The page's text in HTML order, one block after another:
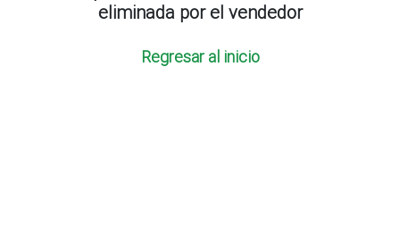
eliminada por el vendedor
Regresar al inicio